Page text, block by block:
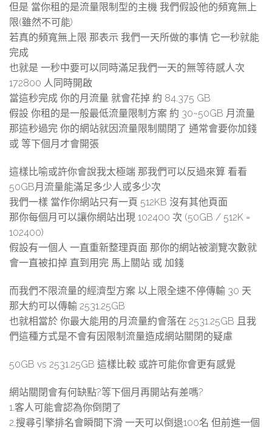
但是 當你租的是流量限制型的主機 我們假設他的頻寬無上
限(雖然不可能)
若真的頻寬無上限 那表示 我們一天所做的事情 它一秒就能
完成
也就是 一秒中要可以同時滿足我們一天的無等待感人次
172800 人同時開啟
當這秒完成 你的月流量 就會花掉 約 84.375 GB
假設 你租的是一般最低流量限制方案 約 30~50GB 月流量
那這秒過完 你的網站就因流量限制關閉了 通常會要你加錢
或 等下個月才會開張
這樣比喻或許你會說我太極端 那我們可以反過來算 看看
50GB月流量能滿足多少人或多少次
我們一樣 當作你網站只有一頁 512KB 沒有其他頁面
那你每個月可以讓你網站出現 102400 次 (50GB / 512K =
102400)
假設有一個人 一直重新整理頁面 那你的網站被瀏覽次數就
會一直被扣掉 直到用完 馬上關站 或 加錢
而我們不限流量的經濟型方案 以上限全速不停傳輸 30 天
那大約可以傳輸 2531.25GB
也就相當於 你最大能用的月流量約會落在 2531.25GB 且我
們這種方式是不會有因限制流量造成網站關閉的疑慮
50GB vs 2531.25GB 這樣比較 或許可能你會更有感覺
網站關閉會有何缺點?等下個月再開站有差嗎?
1.客人可能會認為你倒閉了
2.搜尋引擎排名會瞬間下滑 一天可以倒退100名 但前進一個